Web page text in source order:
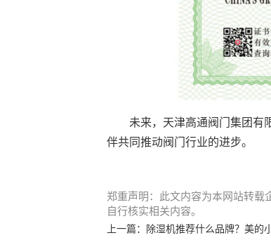
未来，天津高通阀门集团有
伴共同推动阀门行业的进步。
郑重声明：此文内容为本网站转载
自行核实相关内容。
上一篇： 除湿机推荐什么品牌？美的